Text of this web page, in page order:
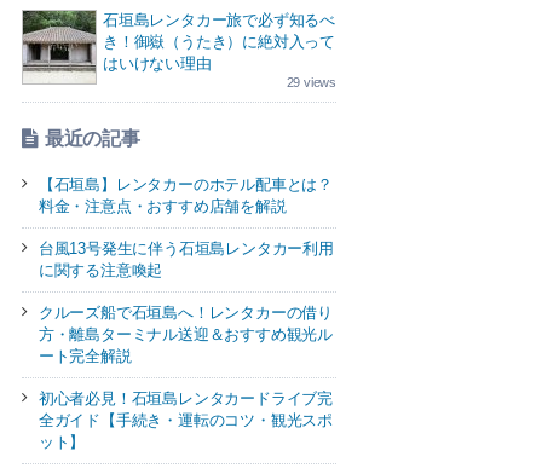
石垣島レンタカー旅で必ず知るべ
き！御嶽（うたき）に絶対入って
はいけない理由
29 views
最近の記事
【石垣島】レンタカーのホテル配車とは？
料金・注意点・おすすめ店舗を解説
台風13号発生に伴う石垣島レンタカー利用
に関する注意喚起
クルーズ船で石垣島へ！レンタカーの借り
方・離島ターミナル送迎＆おすすめ観光ル
ート完全解説
初心者必見！石垣島レンタカードライブ完
全ガイド【手続き・運転のコツ・観光スポ
ット】